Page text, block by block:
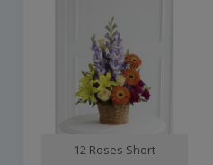
12 Roses Short